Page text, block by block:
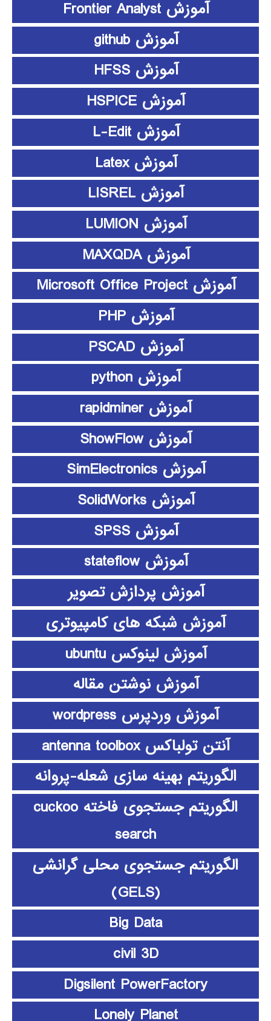
آموزش Frontier Analyst
آموزش github
آموزش HFSS
آموزش HSPICE
آموزش L-Edit
آموزش Latex
آموزش LISREL
آموزش LUMION
آموزش MAXQDA
آموزش Microsoft Office Project
آموزش PHP
آموزش PSCAD
آموزش python
آموزش rapidminer
آموزش ShowFlow
آموزش SimElectronics
آموزش SolidWorks
آموزش SPSS
آموزش stateflow
آموزش پردازش تصویر
آموزش شبکه های کامپیوتری
آموزش لینوکس ubuntu
آموزش نوشتن مقاله
آموزش وردپرس wordpress
آنتن تولباکس antenna toolbox
الگوریتم بهینه سازی شعله-پروانه
الگوریتم جستجوی فاخته cuckoo
search
الگوریتم جستجوی محلی گرانشی
(GELS)
Big Data
civil 3D
Digsilent PowerFactory
Lonely Planet